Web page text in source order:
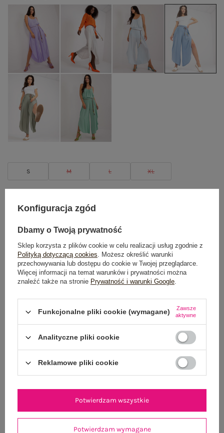
S M L XL
Możesz kupić także poprzez:
Do darmowej dostawy brakuje 200,00 zł
100 dni na zwrot
GŁÓWNE PARAMETRY
Konfiguracja zgód
Dbamy o Twoją prywatność
Sklep korzysta z plików cookie w celu realizacji usług zgodnie z
Polityką dotyczącą cookies. Możesz określić warunki
przechowywania lub dostępu do cookie w Twojej przeglądarce.
Więcej informacji na temat warunków i prywatności można
znaleźć także na stronie Prywatność i warunki Google.
Funkcjonalne pliki cookie (wymagane)
Zawsze
aktywne
Analityczne pliki cookie
Reklamowe pliki cookie
Potwierdzam wymagane
Potwierdzam wszystkie